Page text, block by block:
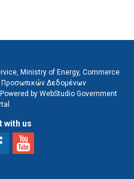
Ministry of Energy, Commerce
Προσωπικών Δεδομένων
Powered by WebStudio Government
with us